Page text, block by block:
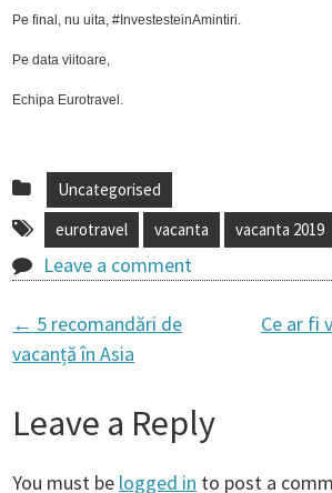
Pe final, nu uita, #InvestesteinAmintiri.
Pe data viitoare,
Echipa Eurotravel.
Uncategorised
eurotravel
vacanta vacanta 2019
Leave a comment
P
o
s
← 5 recomandări de
vacanță în Asia
Ce ar fi
Leave a Reply
You must be logged in to post a